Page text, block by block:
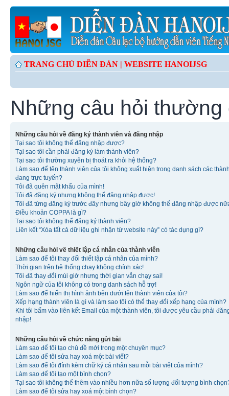
TRANG CHỦ DIỄN ĐÀN | WEBSITE HANOIJSG
Những câu hỏi thường
Những câu hỏi về đăng ký thành viên và đăng nhập
Tại sao tôi không thể đăng nhập được?
Tại sao tôi cần phải đăng ký làm thành viên?
Tại sao tôi thường xuyên bị thoát ra khỏi hệ thống?
Làm sao để tên thành viên của tôi không xuất hiện trong danh sách các
đang trực tuyến?
Tôi đã quên mật khẩu của mình!
Tôi đã đăng ký nhưng không thể đăng nhập được!
Tôi đã từng đăng ký trước đây nhưng bây giờ không thể đăng nhập được
Điều khoản COPPA là gì?
Tại sao tôi không thể đăng ký thành viên?
Liên kết “Xóa tất cả dữ liệu ghi nhận từ website này” có tác dụng gì?
Những câu hỏi về thiết lập cá nhân của thành viên
Làm sao để tôi thay đổi thiết lập cá nhân của mình?
Thời gian trên hệ thống chạy không chính xác!
Tôi đã thay đổi múi giờ nhưng thời gian vẫn chạy sai!
Ngôn ngữ của tôi không có trong danh sách hỗ trợ!
Làm sao để hiển thị hình ảnh bên dưới tên thành viên của tôi?
Xếp hạng thành viên là gì và làm sao tôi có thể thay đổi xếp hạng của mình?
Khi tôi bấm vào liên kết Email của một thành viên, tôi được yêu cầu phải
nhập!
Những câu hỏi về chức năng gửi bài
Làm sao để tôi tạo chủ đề mới trong một chuyên mục?
Làm sao để tôi sửa hay xoá một bài viết?
Làm sao để tôi đính kèm chữ ký cá nhân sau mỗi bài viết của mình?
Làm sao để tôi tạo một bình chọn?
Tại sao tôi không thể thêm vào nhiều hơn nữa số lượng đối tượng bình
Làm sao để tôi sửa hay xoá một bình chọn?